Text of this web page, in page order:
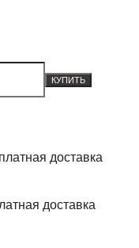
КУПИТЬ
доставка
доставка